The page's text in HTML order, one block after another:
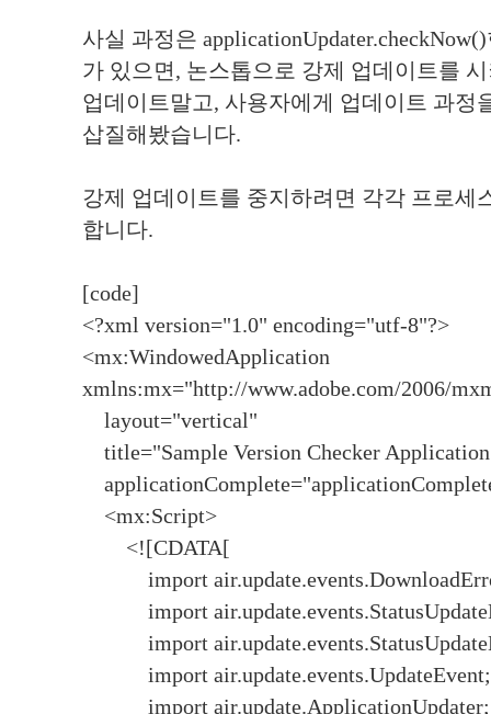
사실 과정은
가 있으면, 논스톱으로 강제 업데이트를
업데이트말고, 사용자에게 업데이트 과정
삽질해봤습니다.
강제 업데이트를 중지하려면 각각 프로세
합니다.
[code]
<?xml version="1.0" encoding="utf-8"?>
<mx:WindowedApplication
xmlns:mx="http://www.adobe.com/2006/
layout="vertical"
title="Sample Version Checker
<mx:Script>
<![CDATA[
import
import
import
import air.update.events.UpdateEvent;
import air.update.ApplicationUpdater;